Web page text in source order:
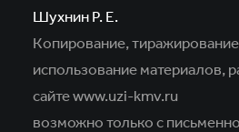
Шухнин Р. Е.
Копирование,
использование материалов,
сайте www.uzi-kmv.ru
возможно только с